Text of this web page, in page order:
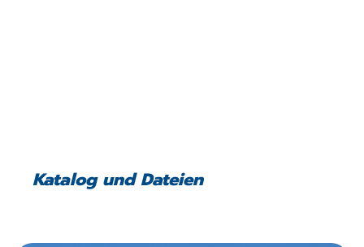
Katalog und Dateien